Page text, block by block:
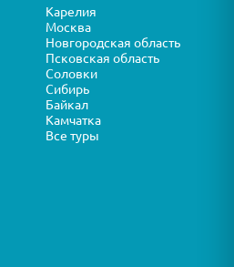
Карелия
Москва
Новгородская область
Псковская область
Соловки
Сибирь
Байкал
Камчатка
Все туры